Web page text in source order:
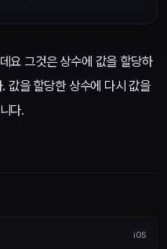
요 그것은 상수에 값을 할당하
값을 할당한 상수에 다시 값을
다.
iOS